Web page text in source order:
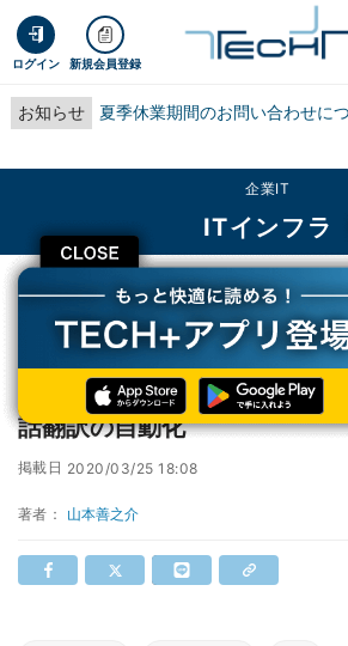
ログイン 新規会員登録
お知らせ 夏季休業期間のお問い合わせに
CLOSE
企業IT
ITインフラ
TECH+ 企業IT
ITインフラ
NTT東日本と北大、動物園飼育の高度化と手話翻訳
NTT東日本と北大、動物園飼
話翻訳の自動化
掲載日 2020/03/25 18:08
著者： 山本善之介